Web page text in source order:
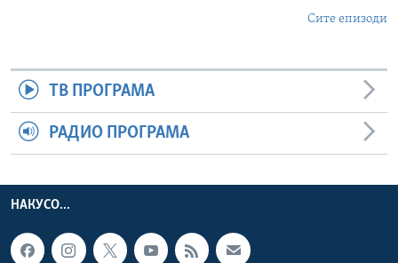
Сите епизоди
ТВ ПРОГРАМА
РАДИО ПРОГРАМА
НАКУСО...